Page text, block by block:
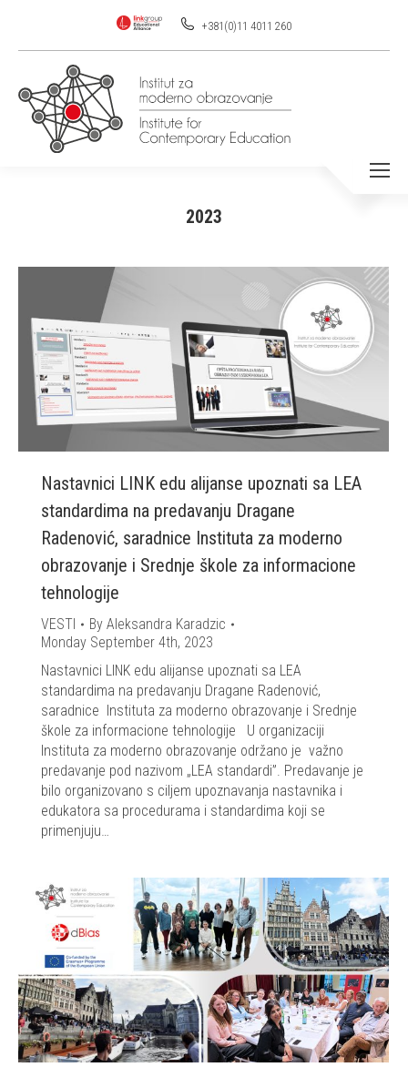
+381(0)11 4011 260
2023
Nastavnici LINK edu alijanse upoznati sa LEA
standardima na predavanju Dragane
Radenović, saradnice Instituta za moderno
obrazovanje i Srednje škole za informacione
tehnologije
VESTI By Aleksandra Karadzic
Monday September 4th, 2023
Nastavnici LINK edu alijanse upoznati sa LEA
standardima na predavanju Dragane Radenović,
saradnice Instituta za moderno obrazovanje i Srednje
škole za informacione tehnologije U organizaciji
Instituta za moderno obrazovanje održano je važno
predavanje pod nazivom „LEA standardi”. Predavanje je
bilo organizovano s ciljem upoznavanja nastavnika i
edukatora sa procedurama i standardima koji se
primenjuju…